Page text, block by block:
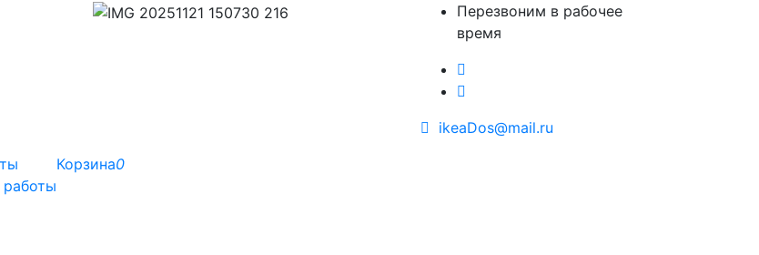
Перезвоним в рабочее
время
ikeaDos@mail.ru
Корзина0